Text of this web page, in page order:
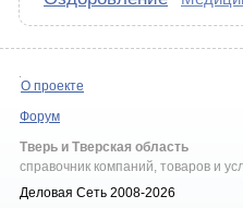
О проекте
Форум
Тверь и Тверская область
справочник компаний, товаров и
Деловая Сеть 2008-2026